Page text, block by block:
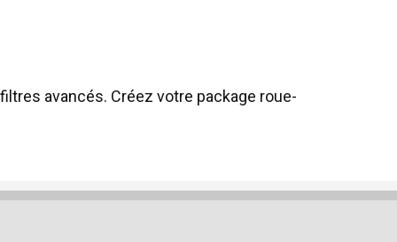
avancés. Créez votre package roue-